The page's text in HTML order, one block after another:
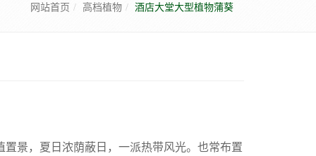
网站首页 高档植物 酒店大堂大型植物蒲葵
景，夏日浓荫蔽日，一派热带风光。也常布置